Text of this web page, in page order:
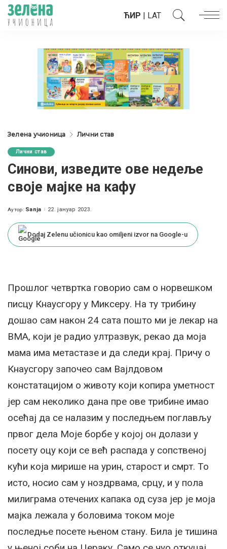
ЋИР | LAT
Зелена учионица Лични став
Лични став
Синови, изведите ове недеље
своје мајке на кафу
Posted
Аутор: Sanja 22. јануар 2023.
Dodaj Zelenu učionicu kao omiljeni izvor na Google-u
Прошлог четвртка говорио сам о норвешком
писцу Кнаусгору у Миксеру. На ту трибину
дошао сам након 24 сата пошто ми је лекар на
ВМА, који је радио ултразвук, рекао да моја
мама има метастазе и да следи крај. Причу о
Кнаусгору започео сам Вајлдовом
констатацијом о животу који копира уметност
јер сам неколико дана пре ове трибине имао
осећај да се налазим у последњем поглављу
првог дела Моје борбе у којој он долази у
посету оцу који се већ распада у сопственој
кући која мирише на урин, старост и смрт. То
исто, носио сам у ноздрвама, срцу, и у пола
милиграма отечених капака од суза јер је моја
мајка лежала у боловима током моје
последње посете њеном стану. Била је тишина